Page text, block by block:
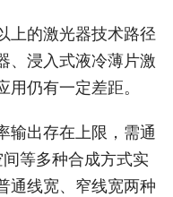
上的激光器技术路径
、浸入式液冷薄片激
仍有一定差距。
输出存在上限，需通
等多种合成方式实
通线宽、窄线宽两种